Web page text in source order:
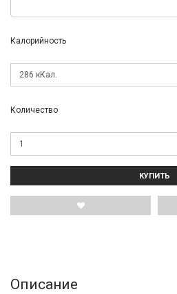
Калорийность
Количество
КУПИТЬ
Описание